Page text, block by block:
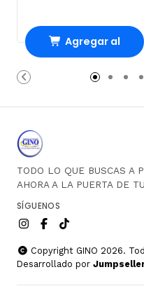
Agregar al
Carro
TODO LO QUE BUSCAS A
AHORA A LA PUERTA DE
SÍGUENOS
Copyright GINO 2026.
Desarrollado por